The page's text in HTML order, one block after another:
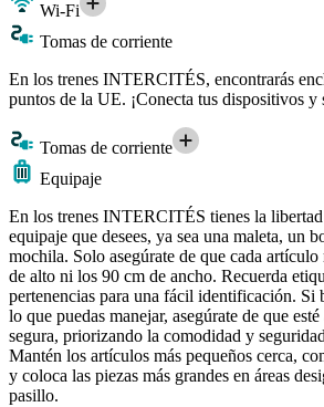
Wi-Fi
Tomas de corriente
En los trenes INTERCITÉS, encontrarás
puntos de la UE. ¡Conecta tus dispositivos y
Tomas de corriente
Equipaje
En los trenes INTERCITÉS tienes la
equipaje que desees, ya sea una maleta, un
mochila. Solo asegúrate de que cada
de alto ni los 90 cm de ancho. Recuerda
pertenencias para una fácil identificación. Si
lo que puedas manejar, asegúrate de que
segura, priorizando la comodidad y
Mantén los artículos más pequeños cerca,
y coloca las piezas más grandes en áreas
pasillo.